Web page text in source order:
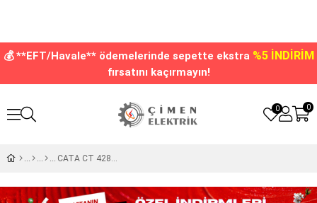
💰 **EFT/Havale** ödemelerinde sepette ekstra %5 İNDİRİM
fırsatını kaçırmayın!
0
0
CATA CT 4280 Led Rustik Ampul 4W Amber Işık E14 Duy